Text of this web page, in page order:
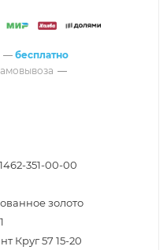
— бесплатно
—
351-00-00
золото
Круг 57 15-20